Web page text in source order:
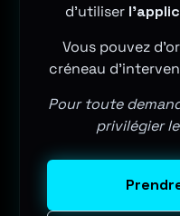
d'utiliser
Vous pouvez
créneau
Pour toute
privilégier